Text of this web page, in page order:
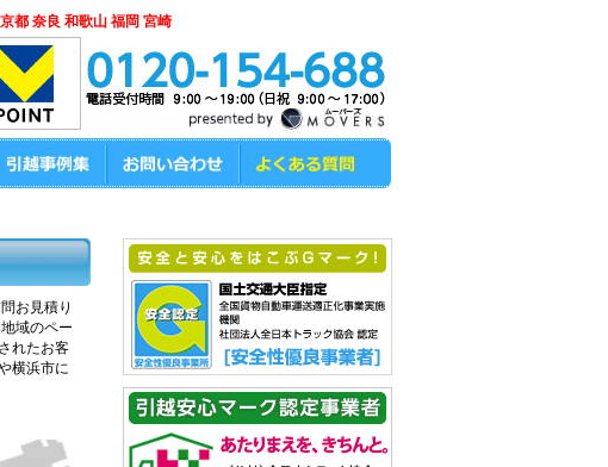
お見積り
域のペー
れたお客
横浜市に
都 奈良 和歌山 福岡 宮崎